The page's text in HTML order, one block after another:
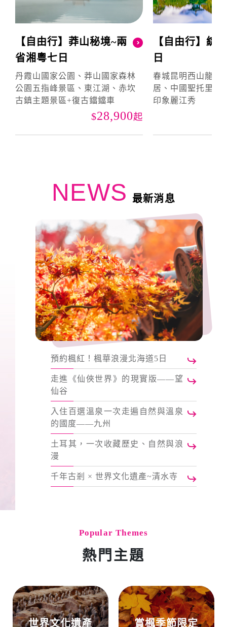
【自由行】莽山秘境~兩
省湘粵七日
丹霞山國家公園、莽山國家森林
公園五指峰景區、東江湖、赤坎
古鎮主題景區+復古鐺鐺車
28,900起
【自由行】綻
日
春城昆明西山龍門
居、中國聖托里尼
印象麗江秀
NEWS 最新消息
預約楓紅！楓華浪漫北海道5日
走進《仙俠世界》的現實版——望
仙谷
入住百選溫泉一次走遍自然與溫泉
的國度——九州
土耳其，一次收藏歷史、自然與浪
漫
千年古剎 × 世界文化遺產~清水寺
Popular Themes
熱門主題
世界文化遺產 賞楓季節限定